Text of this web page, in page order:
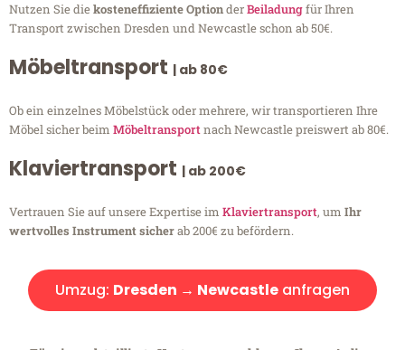
Nutzen Sie diekosteneffiziente OptionderBeiladungfür Ihren
Transport zwischen Dresden und Newcastle schon ab 50€.
Möbeltransport | ab 80€
Ob ein einzelnes Möbelstück oder mehrere, wir transportieren Ihre
Möbel sicher beim Möbeltransportnach Newcastle preiswert ab 80€.
Klaviertransport | ab 200€
Vertrauen Sie auf unsere Expertise im Klaviertransport, um Ihr
wertvolles Instrument sicherab 200€ zu befördern.
Umzug: Dresden → Newcastle anfragen